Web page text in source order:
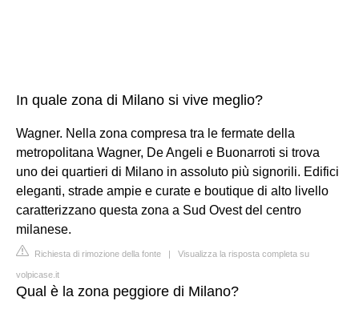
In quale zona di Milano si vive meglio?
Wagner. Nella zona compresa tra le fermate della
metropolitana Wagner, De Angeli e Buonarroti si trova
uno dei quartieri di Milano in assoluto più signorili. Edifici
eleganti, strade ampie e curate e boutique di alto livello
caratterizzano questa zona a Sud Ovest del centro
milanese.
Richiesta di rimozione della fonte | Visualizza la risposta completa su
volpicase.it
Qual è la zona peggiore di Milano?